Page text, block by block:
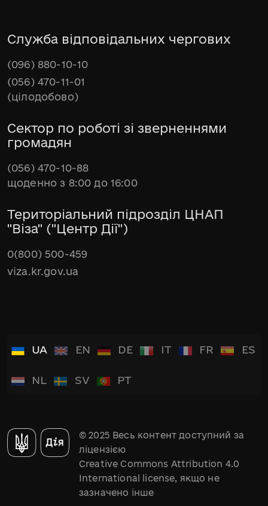
Служба відповідальних чергових
(096) 880-10-10
(056) 470-11-01
(цілодобово)
Сектор по роботі зі зверненнями
громадян
(056) 470-10-88
щоденно з 8:00 до 16:00
Територіальний підрозділ ЦНАП
"Віза" ("Центр Дії")
0(800) 500-459
viza.kr.gov.ua
UA EN DE IT FR ES
NL SV PT
© 2025 Весь контент доступний за
ліцензією
Creative Commons Attribution 4.0
International license, якщо не
зазначено інше